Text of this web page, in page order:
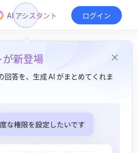
AI アシスタント
新登場
回答を、生成 AI がまとめてくれま
ログイン
説明​